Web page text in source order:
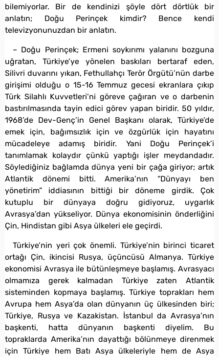
bilemiyorlar. Bir de kendinizi şöyle dört dörtlük bir
anlatın; Doğu Perinçek kimdir? Bence kendi
televizyonunuzdan bir anlatın.
– Doğu Perinçek; Ermeni soykırımı yalanını bozguna
uğratan, Türkiye’ye yönelen baskıları bertaraf eden,
Silivri duvarını yıkan, Fethullahçı Terör Örgütü’nün darbe
girişimi olduğu o 15-16 Temmuz gecesi ekranlara çıkıp
Türk Silahlı Kuvvetleri’ni göreve çağıran ve o darbenin
bastırılmasında tayin edici görev yapan biridir. 50 yıldır,
1968’de Dev-Genç’in Genel Başkanı olarak, Türkiye’de
emek için, bağımsızlık için ve özgürlük için hayatını
mücadeleye adamış biridir. Yani Doğu Perinçek’i
tanımlamak kolaydır çünkü yaptığı işler meydandadır.
Söylediğiniz bağlamda dünya yeni bir çağa giriyor; artık
Atlantik dönemi bitti. Amerika’nın “Dünyayı ben
yönetirim” iddiasının bittiği bir döneme girdik. Çok
kutuplu bir dünyaya doğru gidiyoruz, uygarlık
Avrasya’dan yükseliyor. Dünya ekonomisinin önderliğini
Çin, Hindistan gibi Asya ülkeleri ele geçirdi.
Türkiye’nin yeri çok önemli. Türkiye’nin birinci ticaret
ortağı Çin, ikincisi Rusya, üçüncüsü Almanya. Türkiye
ekonomisi Avrasya ile bütünleşmeye başlamış. Avrasyacı
olmamıza gerek kalmadan Türkiye zaten Atlantik
sisteminden kopmaya başlamış. Türkiye toprakları hem
Avrupa hem Asya’da olan dünyanın üç ülkesinden biri;
Türkiye, Rusya ve Kazakistan. İstanbul da Avrasya’nın
başkenti, hatta dünyanın başkenti diyelim. Bu
topraklarda Amerika’nın dayattığı bölünmeye direnmek
için Türkiye hem Batı Asya ülkeleriyle hem de Asya